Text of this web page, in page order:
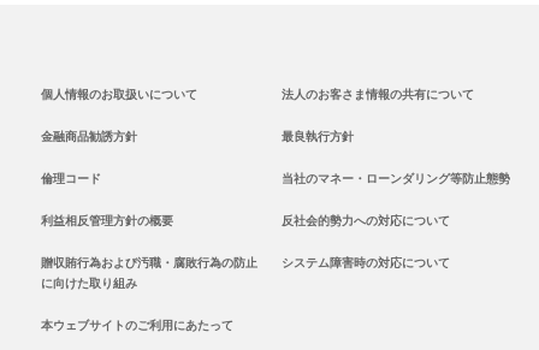
個人情報のお取扱いについて 法人のお客さま情報の共有について
金融商品勧誘方針 最良執行方針
倫理コード 当社のマネー・ローンダリング等防止態勢
利益相反管理方針の概要 反社会的勢力への対応について
贈収賄行為および汚職・腐敗行為の防止
に向けた取り組み
システム障害時の対応について
本ウェブサイトのご利用にあたって